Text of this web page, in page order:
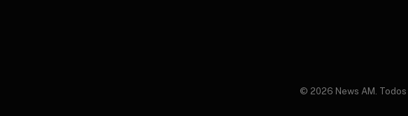
© 2026 News AM.